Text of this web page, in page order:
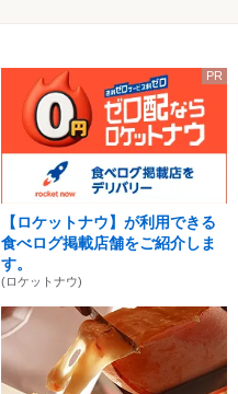
PR
【ロケットナウ】が利用できる
食べログ掲載店舗をご紹介しま
す。
(ロケットナウ)